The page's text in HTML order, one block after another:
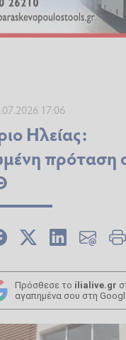
17:06
Ηλείας:
πρόταση
Πρόσθεσε το ilialive.gr
αγαπημένα σου στη